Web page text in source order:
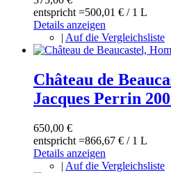
entspricht =500,01 € / 1 L
Details anzeigen
| Auf die Vergleichsliste
Château de
Jacques Perrin
650,00 €
entspricht =866,67 € / 1 L
Details anzeigen
| Auf die Vergleichsliste